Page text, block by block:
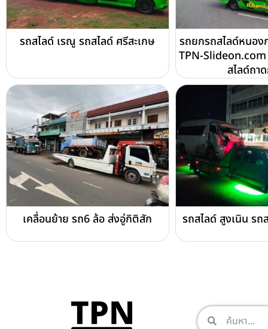
รถสไลด์ เรณู รถสไลด์ ศรีสะเกษ
รถยกรถสไลด์หนอง
TPN-
สไลด์ถา
เคลื่อนย้าย รถ6 ล้อ ส่งอู่กิติสัก รถสไลด์ สูงเนิน ร